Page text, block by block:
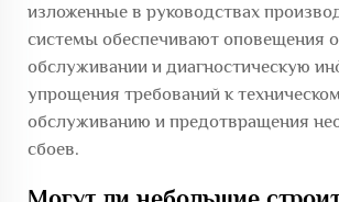
изложенные в руководствах
системы обеспечивают оповещения
обслуживании и диагностическую
упрощения требований к
обслуживанию и предотвращения
сбоев.